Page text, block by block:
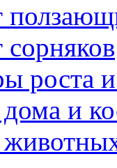
сорняков
роста и
и